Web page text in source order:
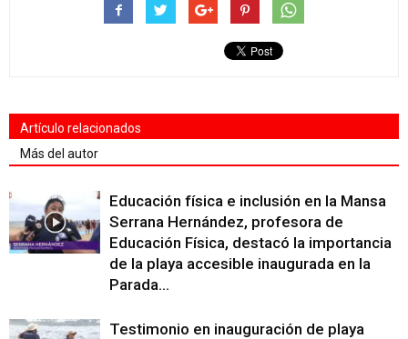
Artículo relacionados
Más del autor
Educación física e inclusión en la Mansa
Serrana Hernández, profesora de
Educación Física, destacó la importancia
de la playa accesible inaugurada en la
Parada...
Testimonio en inauguración de playa